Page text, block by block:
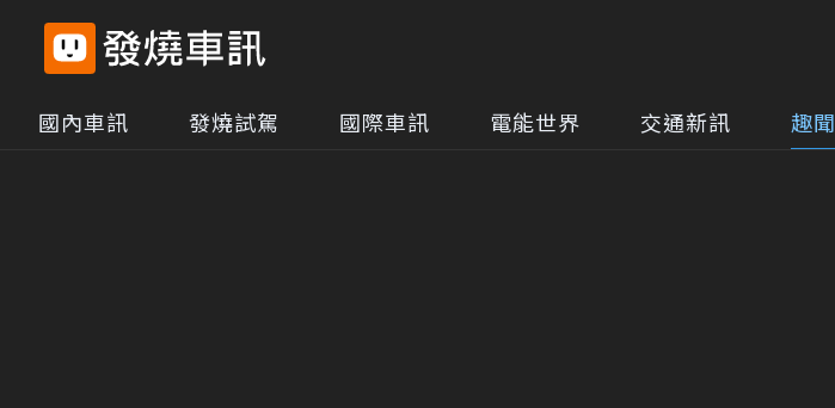
國內車訊 發燒試駕 國際車訊 電能世界 交通新訊 趣